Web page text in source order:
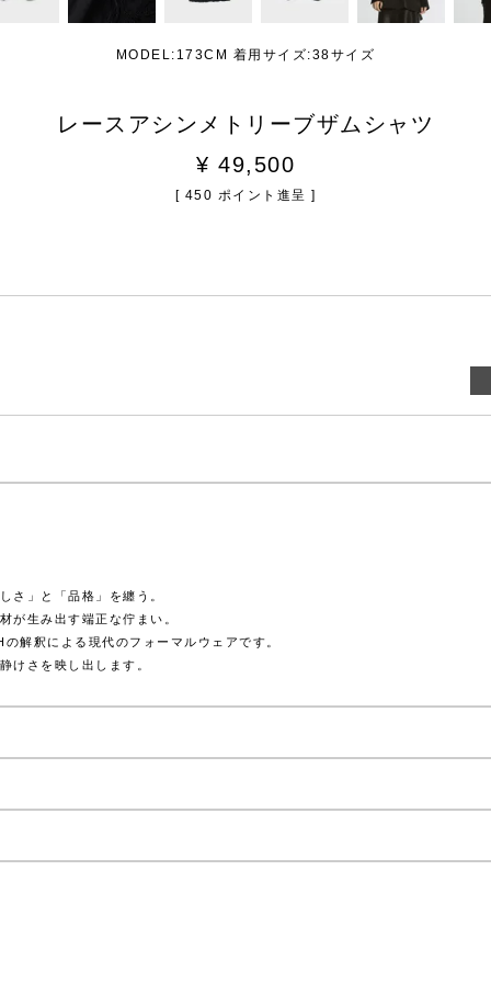
MODEL:173CM 着用サイズ:38サイズ
レースアシンメトリーブザムシャツ
¥ 49,500
[ 450 ポイント進呈 ]
さ」と「品格」を纏う。
が生み出す端正な佇まい。
解釈による現代のフォーマルウェアです。
けさを映し出します。